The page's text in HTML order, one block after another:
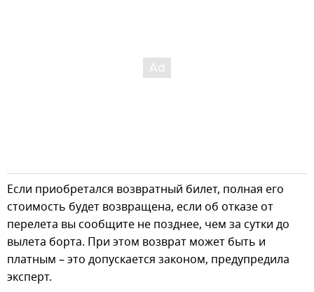
Если приобретался возвратный билет, полная его
стоимость будет возвращена, если об отказе от
перелета вы сообщите не позднее, чем за сутки до
вылета борта. При этом возврат может быть и
платным – это допускается законом, предупредила
эксперт.